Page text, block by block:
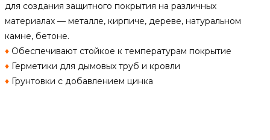
для создания защитного покрытия на различных
материалах — металле, кирпиче, дереве, натуральном
камне, бетоне.
♦ Обеспечивают стойкое к температурам покрытие
♦ Герметики для дымовых труб и кровли
♦ Грунтовки с добавлением цинка